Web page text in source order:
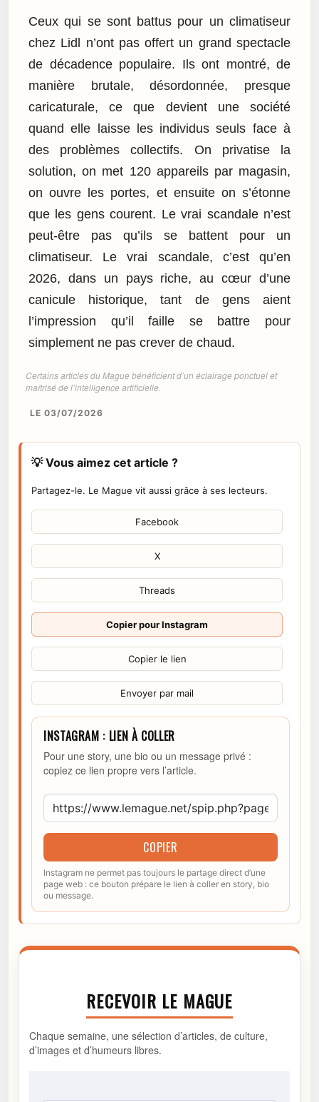
Ceux qui se sont battus pour un climatiseur
chez Lidl n’ont pas offert un grand spectacle
de décadence populaire. Ils ont montré, de
manière brutale, désordonnée, presque
caricaturale, ce que devient une société
quand elle laisse les individus seuls face à
des problèmes collectifs. On privatise la
solution, on met 120 appareils par magasin,
on ouvre les portes, et ensuite on s’étonne
que les gens courent. Le vrai scandale n’est
peut-être pas qu’ils se battent pour un
climatiseur. Le vrai scandale, c’est qu’en
2026, dans un pays riche, au cœur d’une
canicule historique, tant de gens aient
l’impression qu’il faille se battre pour
simplement ne pas crever de chaud.
Certains articles du Mague bénéficient d’un éclairage ponctuel et
maîtrisé de l’intelligence artificielle.
LE 03/07/2026
💡 Vous aimez cet article ?
Partagez-le. Le Mague vit aussi grâce à ses lecteurs.
Facebook
X
Threads
Copier pour Instagram
Copier le lien
Envoyer par mail
INSTAGRAM : LIEN À COLLER
Pour une story, une bio ou un message privé :
copiez ce lien propre vers l’article.
COPIER
Instagram ne permet pas toujours le partage direct d’une
page web : ce bouton prépare le lien à coller en story, bio
ou message.
RECEVOIR LE MAGUE
Chaque semaine, une sélection d’articles, de culture,
d’images et d’humeurs libres.